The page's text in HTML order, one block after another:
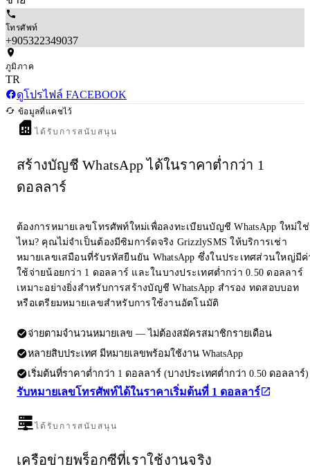
โทรศัพท์
+905322349037
ภูมิภาค
TR
ดูโปรไฟล์ FACEBOOK
ข้อมูลที่แคชไว้
ได้รับการสนับสนุน
สร้างบัญชี WhatsApp ได้ในราคาต่ำกว่า 1
ดอลลาร์
ต้องการหมายเลขโทรศัพท์ใหม่เพื่อลงทะเบียนบัญชี WhatsApp ใหม่ใช่
ไหม? คุณไม่จำเป็นต้องมีซิมการ์ดจริง GrizzlySMS ให้บริการเช่า
หมายเลขเสมือนที่รับรหัสยืนยัน WhatsApp ซึ่งในประเทศส่วนใหญ่มีค่
ใช้จ่ายน้อยกว่า 1 ดอลลาร์ และในบางประเทศต่ำกว่า 0.50 ดอลลาร์
เหมาะอย่างยิ่งสำหรับการสร้างบัญชี WhatsApp สำรอง ทดสอบบอท
หรือเตรียมหมายเลขสำหรับการใช้งานอัตโนมัติ
จ่ายตามจำนวนหมายเลข — ไม่ต้องสมัครสมาชิกรายเดือน
หลายสิบประเทศ มีหมายเลขพร้อมใช้งาน WhatsApp
เริ่มต้นที่ราคาต่ำกว่า 1 ดอลลาร์ (บางประเทศต่ำกว่า 0.50 ดอลลาร์)
รับหมายเลขโทรศัพท์ได้ในราคาเริ่มต้นที่ 1 ดอลลาร์
ได้รับการสนับสนุน
เครือข่ายพร็อกซีที่เราใช้งานจริง